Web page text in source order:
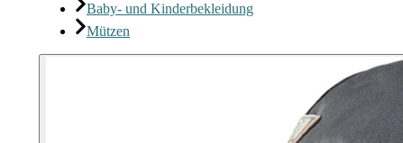
Baby- und Kinderbekleidung
Mützen